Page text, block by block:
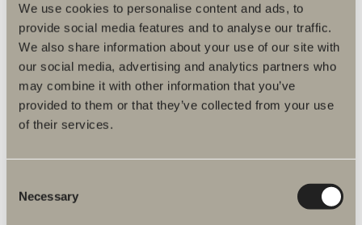
We use cookies to personalise content and ads, to
provide social media features and to analyse our traffic.
We also share information about your use of our site with
our social media, advertising and analytics partners who
may combine it with other information that you’ve
provided to them or that they’ve collected from your use
of their services.
Selection
Necessary
Hur lägger jag en order?
Jag skulle vilja ha ett kostnadsförslag, hur går jag
tillväga?
Vad kostar produkten?
Vad är garantin på era produkter?